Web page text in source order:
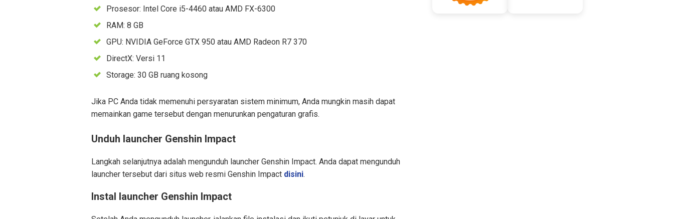
Prosesor: Intel Core i5-4460 atau AMD FX-6300
RAM: 8 GB
GPU: NVIDIA GeForce GTX 950 atau AMD Radeon R7 370
DirectX: Versi 11
Storage: 30 GB ruang kosong
Jika PC Anda tidak memenuhi persyaratan sistem minimum, Anda mungkin masih dapat
memainkan game tersebut dengan menurunkan pengaturan grafis.
Unduh launcher Genshin Impact
Langkah selanjutnya adalah mengunduh launcher Genshin Impact. Anda dapat mengunduh
launcher tersebut dari situs web resmi Genshin Impact disini.
Instal launcher Genshin Impact